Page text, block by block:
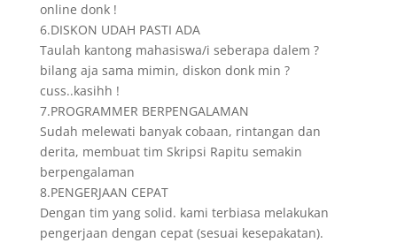
online donk !
6.DISKON UDAH PASTI ADA
Taulah kantong mahasiswa/i seberapa dalem ?
bilang aja sama mimin, diskon donk min ?
cuss..kasihh !
7.PROGRAMMER BERPENGALAMAN
Sudah melewati banyak cobaan, rintangan dan
derita, membuat tim Skripsi Rapitu semakin
berpengalaman
8.PENGERJAAN CEPAT
Dengan tim yang solid. kami terbiasa melakukan
pengerjaan dengan cepat (sesuai kesepakatan).